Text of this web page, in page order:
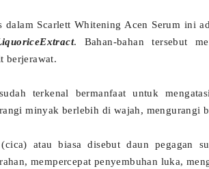
dalam Scarlett Whitening Acen Serum ini
. Bahan-bahan tersebut
berjerawat.
terkenal bermanfaat untuk
minyak berlebih di wajah, mengurangi
(cica) atau biasa disebut daun pegagan
mempercepat penyembuhan luka,